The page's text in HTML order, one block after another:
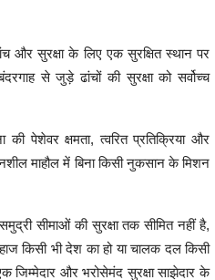
और सुरक्षा के लिए एक सुरक्षित स्थान पर
से जुड़े ढांचों की सुरक्षा को सर्वोच्च
पेशेवर क्षमता, त्वरित प्रतिक्रिया और
माहौल में बिना किसी नुकसान के मिशन
सीमाओं की सुरक्षा तक सीमित नहीं है,
किसी भी देश का हो या चालक दल किसी
जिम्मेदार और भरोसेमंद सुरक्षा साझेदार के